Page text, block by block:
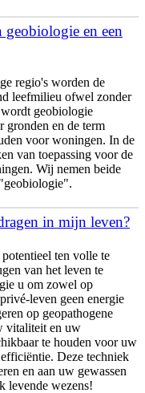
geobiologie en een
regio's worden de
leefmilieu ofwel zonder
geobiologie
gronden en de term
voor woningen. In de
van toepassing voor de
Wij nemen beide
in mijn leven?
ten volle te
van het leven te
u om zowel op
leven geen energie
op geopathogene
vitaliteit en uw
te houden voor uw
Deze techniek
en aan uw gewassen
levende wezens!